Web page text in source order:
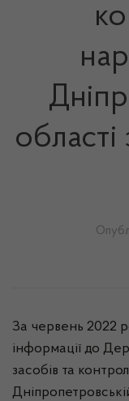
За червень 2022
інформації до
засобів та